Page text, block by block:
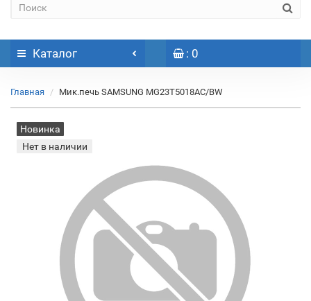
Каталог : 0
Главная Мик.печь SAMSUNG MG23T5018AC/BW
Новинка
Нет в наличии